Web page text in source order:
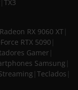
TX3
Radeon RX 9060 XT
RTX 5090
Gamer
Samsung
Teclados